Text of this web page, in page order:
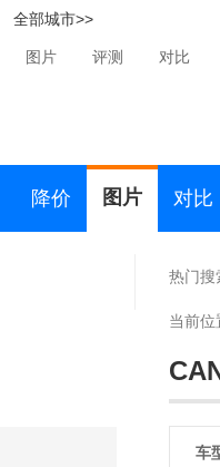
全部城市>>
图片 评测 对比
降价 图片 对比
热门搜
当前位
车